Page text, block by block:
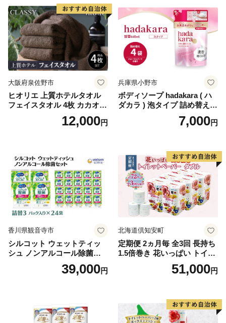
蓄 防災 エコ 消耗品 生活雑貨
生活用品 無香料 トイレット
ペーパー ダブル といれっと
ぺーぱー トイレ クレシア ト
イレットペーパー [BDBH002
-1]
大阪府泉佐野市
ヒオリエ 上質ホテルタオル
フェイスタオル 4枚 カカオ
【タオル 泉州タオル 吸水 普
段使い 無地 シンプル 日用品
12,000円
兵庫県小野市
ボディソープ hadakara ( ハ
ダカラ ) 泡タイプ 詰め替え 4
40ml×4袋 ボディーソープ 泡
ボディソープ 泡 日用品 消耗
泡石鹸 石鹸 兵庫 兵庫県 小野
7,000円
香川県観音寺市
シルコット ウェットティッ
シュ ノンアルコール除菌詰
替（43枚×3P）×24袋 日用品
おもちゃ 拭き取り 手拭き 外
39,000円
北海道倶知安町
定期便 2ヵ月毎 全3回 長持ち
1.5倍巻き 花いっぱい トイレ
ットペーパー ダブル 45ｍ 計
72ロール 全18種 花柄 プリン
ー 消耗品 備蓄 送料無料 北海
道 倶知安町 日用品
51,000円